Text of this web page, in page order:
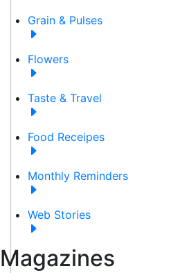
Grain & Pulses
Flowers
Taste & Travel
Food Receipes
Monthly Reminders
Web Stories
Magazines